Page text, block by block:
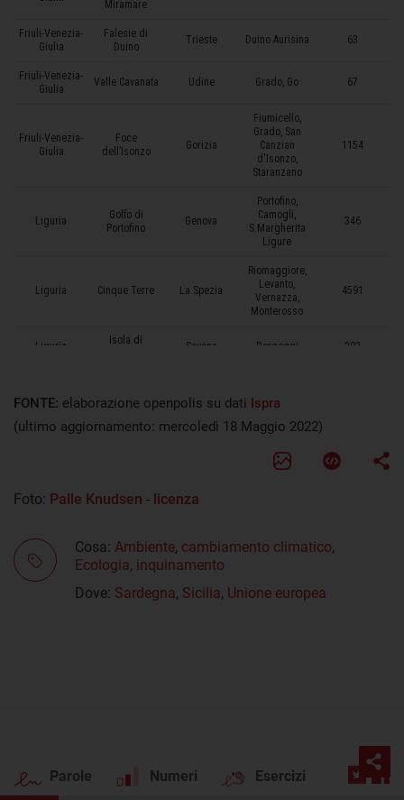
FONTE: elaborazione openpolis su dati Ispra
(ultimo aggiornamento: mercoledì 18 Maggio 2022)
Foto: Palle Knudsen - licenza
Cosa: Ambiente, cambiamento climatico,
Ecologia, inquinamento
Dove: Sardegna, Sicilia, Unione europea
Parole Numeri Esercizi